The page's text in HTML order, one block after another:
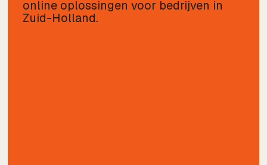
online oplossingen voor bedrijven in
Zuid-Holland.